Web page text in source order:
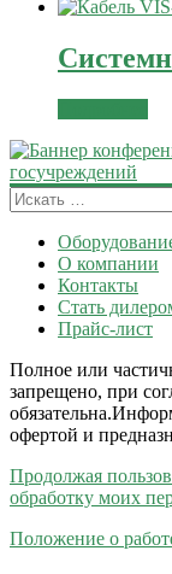
О компании
Контакты
Стать
Прайс-лист
Полное или
запрещено, при
офертой и
Продолжая
обработку моих
Положение о